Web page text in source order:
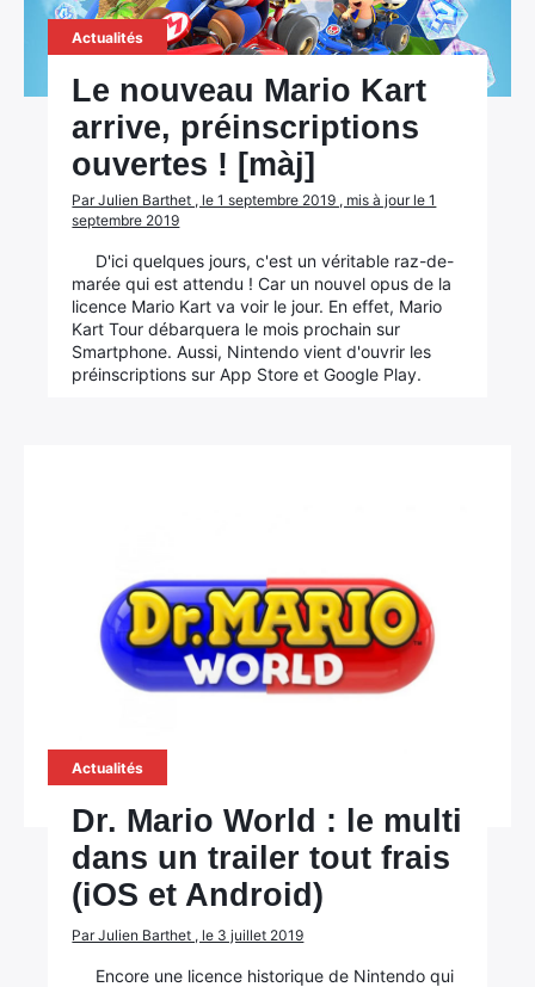
Actualités
Le nouveau Mario Kart
arrive, préinscriptions
ouvertes ! [màj]
Par Julien Barthet , le 1 septembre 2019 , mis à jour le 1
septembre 2019
D'ici quelques jours, c'est un véritable raz-de-
marée qui est attendu ! Car un nouvel opus de la
licence Mario Kart va voir le jour. En effet, Mario
Kart Tour débarquera le mois prochain sur
Smartphone. Aussi, Nintendo vient d'ouvrir les
préinscriptions sur App Store et Google Play.
Actualités
Dr. Mario World : le multi
dans un trailer tout frais
(iOS et Android)
Par Julien Barthet , le 3 juillet 2019
Encore une licence historique de Nintendo qui